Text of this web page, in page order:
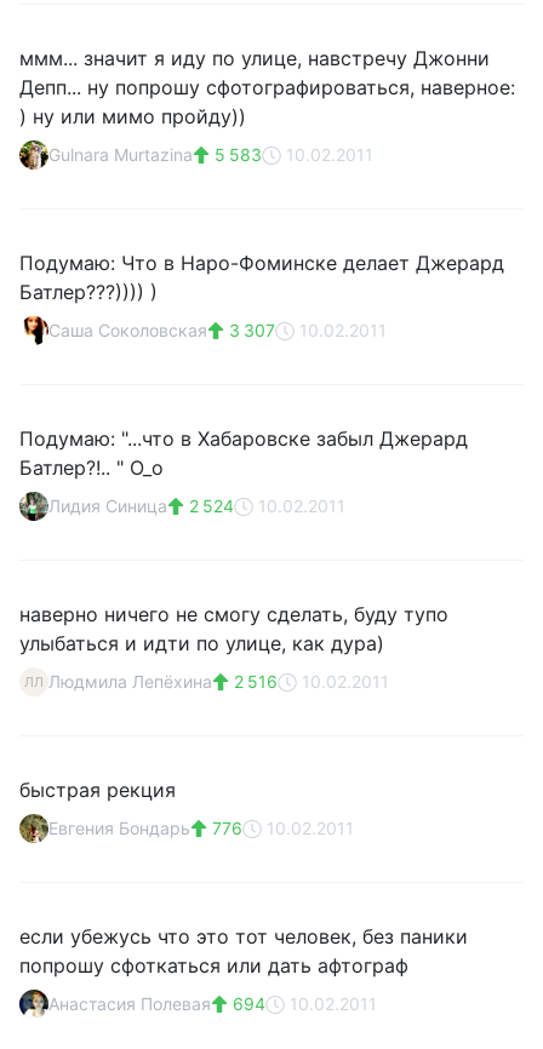
ммм... значит я иду по улице, навстречу Джонни
Депп... ну попрошу сфотографироваться, наверное:
) ну или мимо пройду))
Gulnara Murtazina 5 583 10.02.2011
Подумаю: Что в Наро-Фоминске делает Джерард
Батлер???)))) )
Саша Соколовская 3 307 10.02.2011
Подумаю: "...что в Хабаровске забыл Джерард
Батлер?!.. " О_о
Лидия Синица 2 524 10.02.2011
наверно ничего не смогу сделать, буду тупо
улыбаться и идти по улице, как дура)
ЛЛ Людмила Лепёхина 2 516 10.02.2011
быстрая рекция
Евгения Бондарь 776 10.02.2011
если убежусь что это тот человек, без паники
попрошу сфоткаться или дать афтограф
Анастасия Полевая 694 10.02.2011